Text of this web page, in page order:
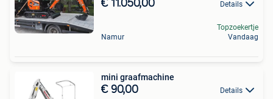
€ 11.050,00 Details
Namur
Topzoekertje
Vandaag
mini graafmachine
€ 90,00 Details